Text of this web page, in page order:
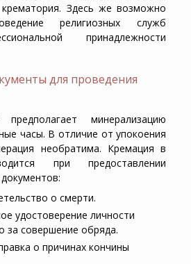
Здесь же возможно
религиозных служб
принадлежности
для проведения
минерализацию
часы. В отличие от упокоения
необратима. Кремация в
при предоставлении
о смерти.
удостоверение личности
за совершение обряда.
о причинах кончины